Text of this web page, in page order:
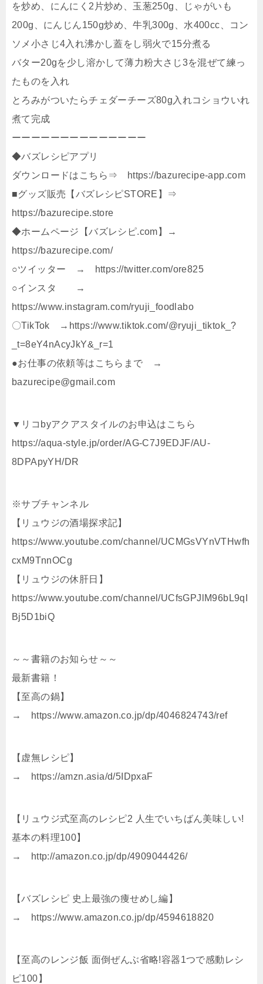
を炒め、にんにく2片炒め、玉葱250g、じゃがいも
200g、にんじん150g炒め、牛乳300g、水400cc、コン
ソメ小さじ4入れ沸かし蓋をし弱火で15分煮る
バター20gを少し溶かして薄力粉大さじ3を混ぜて練っ
たものを入れ
とろみがついたらチェダーチーズ80g入れコショウいれ
煮て完成
ーーーーーーーーーーーーーー
◆バズレシピアプリ
ダウンロードはこちら⇒ https://bazurecipe-app.com
■グッズ販売【バズレシピSTORE】⇒
https://bazurecipe.store
◆ホームページ【バズレシピ.com】→
https://bazurecipe.com/
○ツイッター → https://twitter.com/ore825
○インスタ →
https://www.instagram.com/ryuji_foodlabo
〇TikTok →https://www.tiktok.com/@ryuji_tiktok_?
_t=8eY4nAcyJkY&_r=1
●お仕事の依頼等はこちらまで →
bazurecipe@gmail.com
▼リコbyアクアスタイルのお申込はこちら
https://aqua-style.jp/order/AG-C7J9EDJF/AU-
8DPApyYH/DR
※サブチャンネル
【リュウジの酒場探求記】
https://www.youtube.com/channel/UCMGsVYnVTHwfh
cxM9TnnOCg
【リュウジの休肝日】
https://www.youtube.com/channel/UCfsGPJlM96bL9qI
Bj5D1biQ
～～書籍のお知らせ～～
最新書籍！
【至高の鍋】
→ https://www.amazon.co.jp/dp/4046824743/ref
【虚無レシピ】
→ https://amzn.asia/d/5IDpxaF
【リュウジ式至高のレシピ2 人生でいちばん美味しい!
基本の料理100】
→ http://amazon.co.jp/dp/4909044426/
【バズレシピ 史上最強の痩せめし編】
→ https://www.amazon.co.jp/dp/4594618820
【至高のレンジ飯 面倒ぜんぶ省略!容器1つで感動レシ
ピ100】